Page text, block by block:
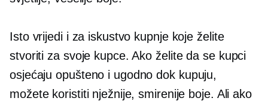
Isto vrijedi i za iskustvo kupnje koje želite
stvoriti za svoje kupce. Ako želite da se kupci
osjećaju opušteno i ugodno dok kupuju,
možete koristiti nježnije, smirenije boje. Ali ako